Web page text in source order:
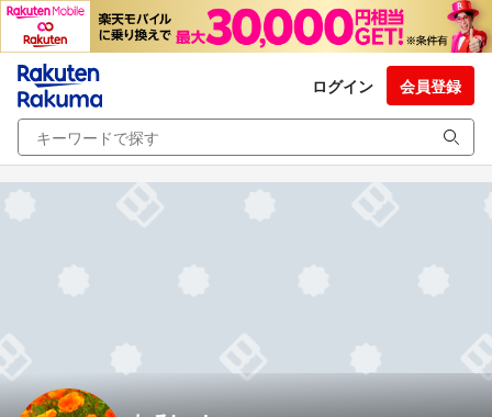
ログイン 会員登録